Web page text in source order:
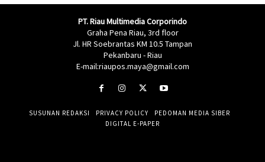
PT. Riau Multimedia Corporindo
Graha Pena Riau, 3rd floor
Jl. HR Soebrantas KM 10.5 Tampan
Pekanbaru - Riau
E-mail:riaupos.maya@gmail.com
SUSUNAN REDAKSI PRIVACY POLICY
PEDOMAN MEDIA SIBER
DIGITAL E-PAPER